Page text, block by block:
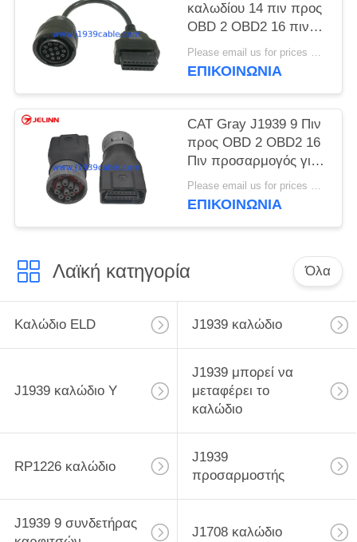
καλωδίου 14 πιν προς
OBD 2 OBD2 16 πιν
για Caterpillar
Please email us for prices MOQ:100 τεμάχια
ΕΠΙΚΟΙΝΩΝΙΑ
CAT Gray J1939 9 Πιν
προς OBD 2 OBD2 16
Πιν προσαρμογός για
εξορυκτήρα CaterpillarPlease email us for prices MOQ:100 τεμάχια
ΕΠΙΚΟΙΝΩΝΙΑ
Λαϊκή κατηγορία Όλα
Καλώδιο ELD J1939 καλώδιο
J1939 καλώδιο Υ
J1939 μπορεί να
μεταφέρει το
καλώδιο
RP1226 καλώδιο
J1939
προσαρμοστής
J1939 9 συνδετήρας
J1708 καλώδιο